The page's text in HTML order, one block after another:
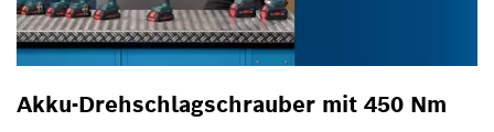
Akku-Drehschlagschrauber mit 450 Nm